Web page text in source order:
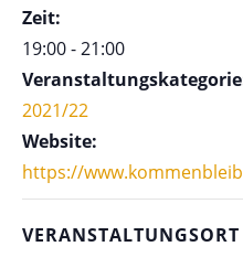
Zeit:
19:00 - 21:00
2021/22
Website:
https://
VERANSTALTUNGSORT